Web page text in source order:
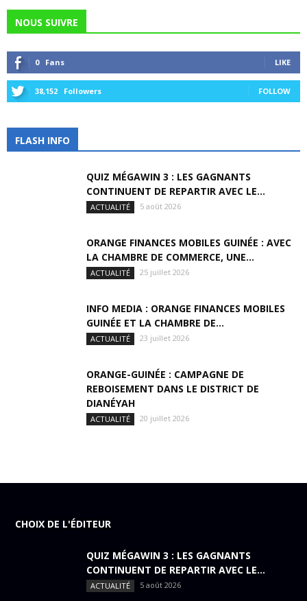
NOUS SUIVRE
0 Fans LIKE
38,152 Followers FOLLOW
FLASH INFO
QUIZ MÉGAWIN 3 : LES GAGNANTS
CONTINUENT DE REPARTIR AVEC LE...
ACTUALITÉ 5 août 2026
ORANGE FINANCES MOBILES GUINÉE : AVEC
LA CHAMBRE DE COMMERCE, UNE...
ACTUALITÉ 25 juillet 2026
INFO MEDIA : ORANGE FINANCES MOBILES
GUINÉE ET LA CHAMBRE DE...
ACTUALITÉ 23 juillet 2026
ORANGE-GUINÉE : CAMPAGNE DE
REBOISEMENT DANS LE DISTRICT DE
DIANÉYAH
ACTUALITÉ 20 juillet 2026
CHOIX DE L'ÉDITEUR
QUIZ MÉGAWIN 3 : LES GAGNANTS
CONTINUENT DE REPARTIR AVEC LE...
ACTUALITÉ 5 août 2026